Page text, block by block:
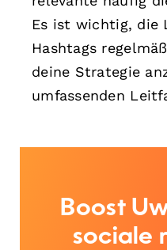
Es ist wichtig, die
Hashtags
deine Strategie
umfassenden
Boost
sociale